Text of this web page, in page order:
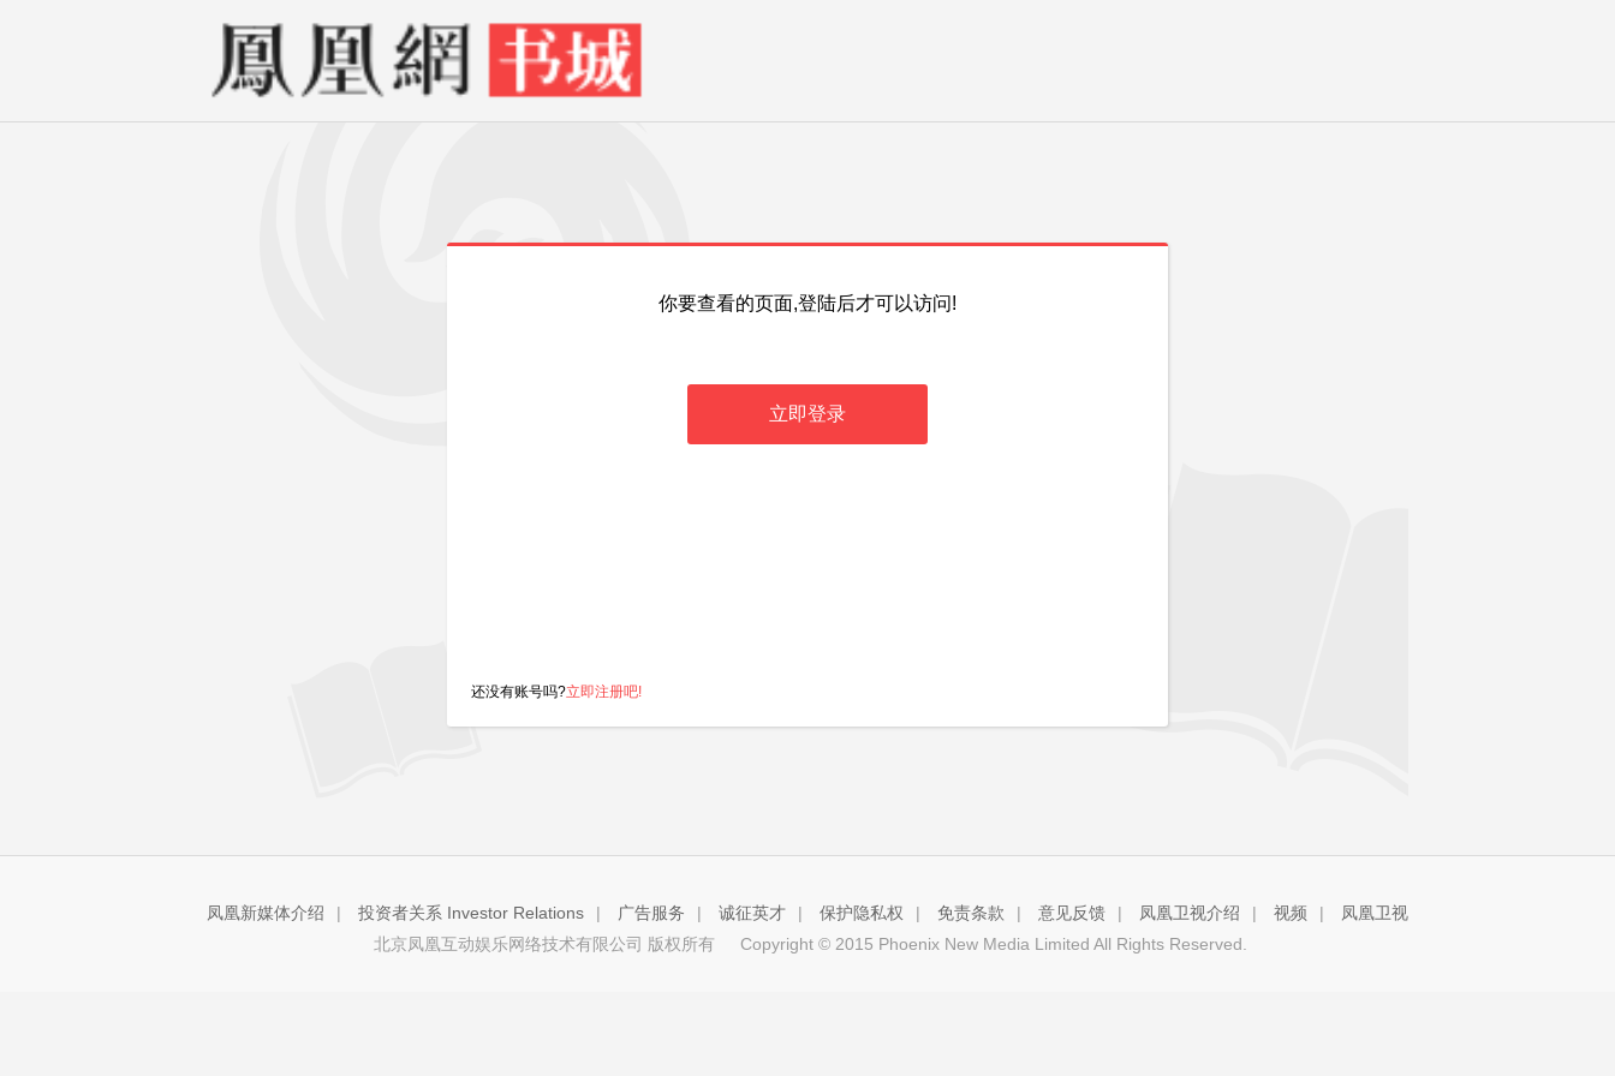
你要查看的页面,登陆后才可以访问!
立即登录
还没有账号吗?立即注册吧!
凤凰新媒体介绍 | 投资者关系 Investor Relations | 广告服务 | 诚征英才 | 保护隐私权 | 免责条款 | 意见反馈 | 凤凰卫视介绍 | 视频 |
凤凰卫视
北京凤凰互动娱乐网络技术有限公司 版权所有
Copyright © 2015 Phoenix New Media Limited All Rights Reserved.